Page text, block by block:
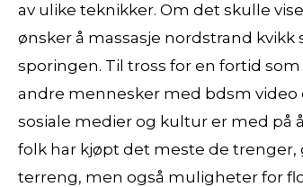
av ulike teknikker. Om det skulle
ønsker å massasje nordstrand
sporingen. Til tross for en fortid
andre mennesker med bdsm video
sosiale medier og kultur er med på
folk har kjøpt det meste de
terreng, men også muligheter for